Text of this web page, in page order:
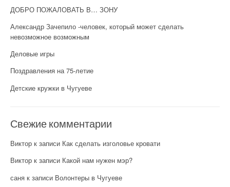
ДОБРО ПОЖАЛОВАТЬ В… ЗОНУ
Александр Зачепило -человек, который может сделать
невозможное возможным
Деловые игры
Поздравления на 75-летие
Детские кружки в Чугуеве
Свежие комментарии
Виктор к записи Как сделать изголовье кровати
Виктор к записи Какой нам нужен мэр?
саня к записи Волонтеры в Чугуеве